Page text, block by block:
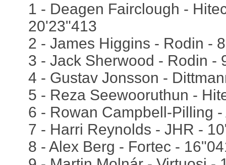
1 - Deagen Fairclough -
20'23"413
2 - James Higgins - Rodin -
3 - Jack Sherwood - Rodin -
4 - Gustav Jonsson -
5 - Reza Seewooruthun -
6 - Rowan Campbell-Pilling
7 - Harri Reynolds - JHR -
8 - Alex Berg - Fortec -